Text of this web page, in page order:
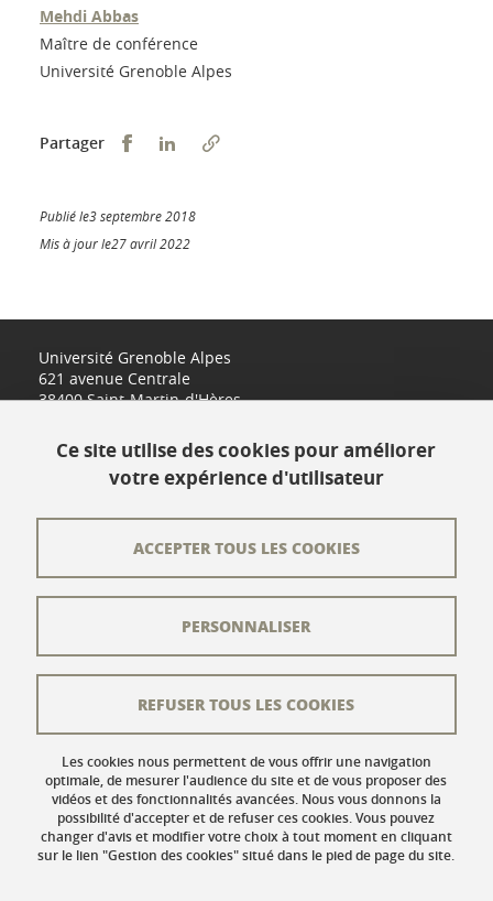
Mehdi Abbas
Maître de conférence
Université Grenoble Alpes
Partager Partager sur Facebook
Partager sur LinkedIn
Publié le3 septembre 2018
Mis à jour le27 avril 2022
Université Grenoble Alpes
621 avenue Centrale
38400 Saint-Martin-d'Hères
L'équipe éditoriale
Crédits
Mentions légales
Données personnelles
Gestion des cookies
Accessibilité : non conforme
Ce site utilise des cookies pour améliorer
votre expérience d'utilisateur
Les cookies nous permettent de vous offrir une navigation
optimale, de mesurer l'audience du site et de vous proposer des
vidéos et des fonctionnalités avancées. Nous vous donnons la
possibilité d'accepter et de refuser ces cookies. Vous pouvez
changer d'avis et modifier votre choix à tout moment en cliquant
sur le lien "Gestion des cookies" situé dans le pied de page du site.
ACCEPTER TOUS LES COOKIES
REFUSER TOUS LES COOKIES
PERSONNALISER